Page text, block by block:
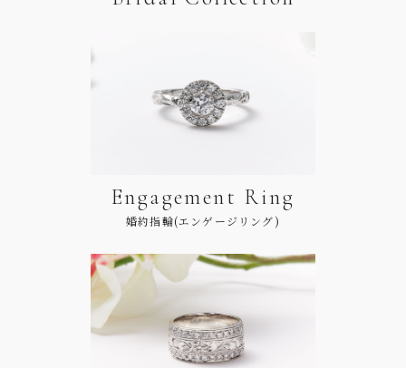
Engagement Ring
婚約指輪(エンゲージリング)